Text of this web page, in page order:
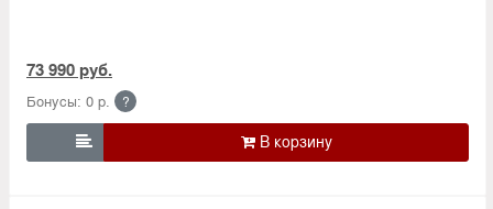
73 990 руб.
Бонусы: 0 р. ?
